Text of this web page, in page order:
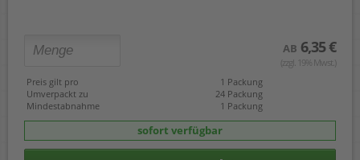
AB 6,35 €
(zzgl. 19% Mwst.)
Preis gilt pro
1 Packung
Umverpackt zu
24 Packung
Mindestabnahme
1 Packung
sofort verfügbar